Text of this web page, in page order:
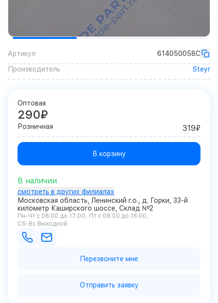
Артикул
614050058C
Производитель
Steyr
Оптовая
290₽
Розничная 319₽
В корзину
В наличии
смотреть в других филиалах
Московская область, Ленинский г.о., д. Горки, 33-й
километр Каширского шоссе, Склад №2
Пн-Чт с 08:00 до 17:00
Пт с 08:00 до 16:00
Сб-Вс Выходной
Перезвоните мне
Отправить заявку